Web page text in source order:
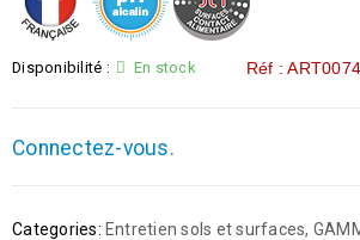
Disponibilité : En stock Réf : ART0074
Connectez-vous.
Categories: Entretien sols et surfaces,